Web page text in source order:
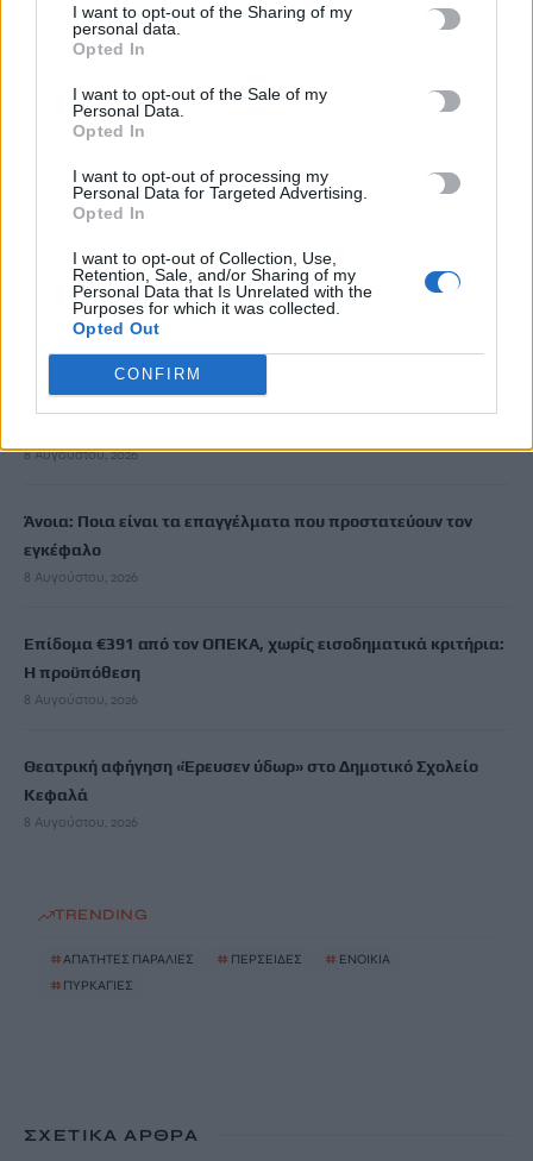
I want to opt-out of the Sharing of my
personal data.
Opted In
I want to opt-out of the Sale of my
Personal Data.
Opted In
I want to opt-out of processing my
Personal Data for Targeted Advertising.
Opted In
I want to opt-out of Collection, Use,
Retention, Sale, and/or Sharing of my
Personal Data that Is Unrelated with the
Purposes for which it was collected.
Opted Out
CONFIRM
Ενοίκια: Πότε γίνονται υποχρεωτικές οι πληρωμές μέσω
τραπεζών
8 Αυγούστου, 2026
γαϊδουράκια της μετά τις πυρκαγιές
8 Αυγούστου, 2026
Στις 19 Αυγούστου η γενική συνέλευση του συλλόγου
κρεοπωλών Χανίων
8 Αυγούστου, 2026
Νέος κύκλος μαθημάτων Κινεζικής Γλώσσας στο
8 Αυγούστου, 2026
Άνοια: Ποια είναι τα επαγγέλματα που προστατεύουν τον
εγκέφαλο
8 Αυγούστου, 2026
Επίδομα €391 από τον ΟΠΕΚΑ, χωρίς εισοδηματικά κριτήρια:
Η προϋπόθεση
8 Αυγούστου, 2026
Θεατρική αφήγηση «Έρευσεν ύδωρ» στο Δημοτικό Σχολείο
Κεφαλά
8 Αυγούστου, 2026
TRENDING
#ΑΠΑΤΗΤΕΣ ΠΑΡΑΛΙΕΣ # ΠΕΡΣΕΙΔΕΣ # ΕΝΟΙΚΙΑ
# ΠΥΡΚΑΓΙΕΣ
ΣΧΕΤΙΚΆ ΆΡΘΡΑ